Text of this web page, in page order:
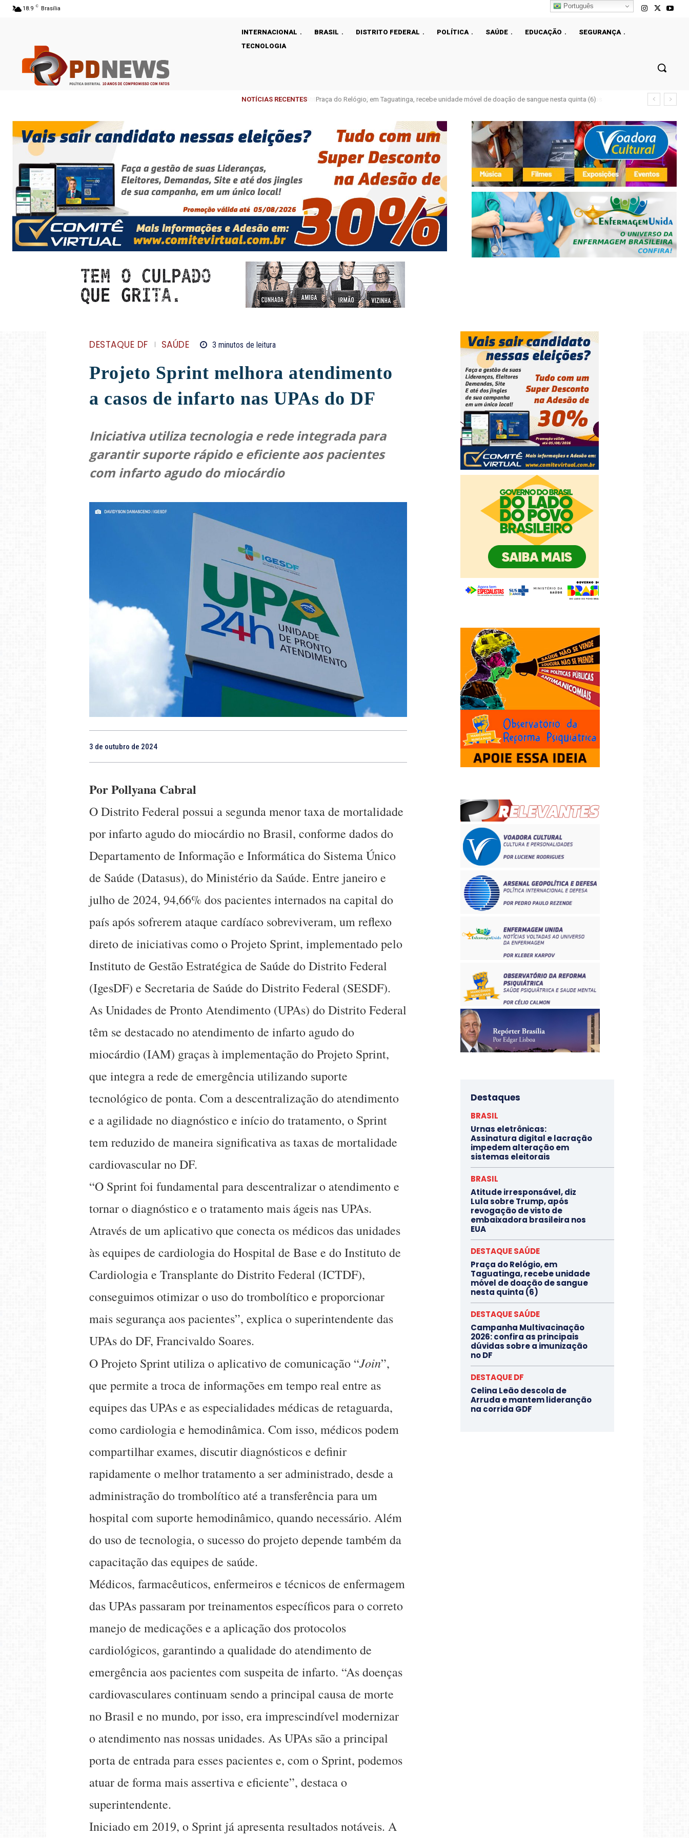
18.9 C Brasília
INTERNACIONAL BRASIL DISTRITO FEDERAL POLÍTICA SAÚDE EDUCAÇÃO
SEGURANÇA
TECNOLOGIA
NOTÍCIAS RECENTES Praça do Relógio, em Taguatinga, recebe unidade móvel de doação de sangue nesta quinta (6)
DESTAQUE DF SAÚDE 3 minutos de leitura
Projeto Sprint melhora atendimento
a casos de infarto nas UPAs do DF
Iniciativa utiliza tecnologia e rede integrada para
garantir suporte rápido e eficiente aos pacientes
com infarto agudo do miocárdio
3 de outubro de 2024
Por Pollyana Cabral
O Distrito Federal possui a segunda menor taxa de mortalidade
por infarto agudo do miocárdio no Brasil, conforme dados do
Departamento de Informação e Informática do Sistema Único
de Saúde (Datasus), do Ministério da Saúde. Entre janeiro e
julho de 2024, 94,66% dos pacientes internados na capital do
país após sofrerem ataque cardíaco sobreviveram, um reflexo
direto de iniciativas como o Projeto Sprint, implementado pelo
Instituto de Gestão Estratégica de Saúde do Distrito Federal
(IgesDF) e Secretaria de Saúde do Distrito Federal (SESDF).
As Unidades de Pronto Atendimento (UPAs) do Distrito Federal
têm se destacado no atendimento de infarto agudo do
miocárdio (IAM) graças à implementação do Projeto Sprint,
que integra a rede de emergência utilizando suporte
tecnológico de ponta. Com a descentralização do atendimento
e a agilidade no diagnóstico e início do tratamento, o Sprint
tem reduzido de maneira significativa as taxas de mortalidade
cardiovascular no DF.
“O Sprint foi fundamental para descentralizar o atendimento e
tornar o diagnóstico e o tratamento mais ágeis nas UPAs.
Através de um aplicativo que conecta os médicos das unidades
às equipes de cardiologia do Hospital de Base e do Instituto de
Cardiologia e Transplante do Distrito Federal (ICTDF),
conseguimos otimizar o uso do trombolítico e proporcionar
mais segurança aos pacientes”, explica o superintendente das
UPAs do DF, Francivaldo Soares.
O Projeto Sprint utiliza o aplicativo de comunicação “Join”,
que permite a troca de informações em tempo real entre as
equipes das UPAs e as especialidades médicas de retaguarda,
como cardiologia e hemodinâmica. Com isso, médicos podem
compartilhar exames, discutir diagnósticos e definir
rapidamente o melhor tratamento a ser administrado, desde a
administração do trombolítico até a transferência para um
hospital com suporte hemodinâmico, quando necessário. Além
do uso de tecnologia, o sucesso do projeto depende também da
capacitação das equipes de saúde.
Médicos, farmacêuticos, enfermeiros e técnicos de enfermagem
das UPAs passaram por treinamentos específicos para o correto
manejo de medicações e a aplicação dos protocolos
cardiológicos, garantindo a qualidade do atendimento de
emergência aos pacientes com suspeita de infarto. “As doenças
cardiovasculares continuam sendo a principal causa de morte
no Brasil e no mundo, por isso, era imprescindível modernizar
o atendimento nas nossas unidades. As UPAs são a principal
porta de entrada para esses pacientes e, com o Sprint, podemos
atuar de forma mais assertiva e eficiente”, destaca o
superintendente.
Iniciado em 2019, o Sprint já apresenta resultados notáveis. A
Destaques
BRASIL
Urnas eletrônicas:
Assinatura digital e lacração
impedem alteração em
sistemas eleitorais
BRASIL
Atitude irresponsável, diz
Lula sobre Trump, após
revogação de visto de
embaixadora brasileira nos
EUA
DESTAQUE SAÚDE
Praça do Relógio, em
Taguatinga, recebe unidade
móvel de doação de sangue
nesta quinta (6)
DESTAQUE SAÚDE
Campanha Multivacinação
2026: confira as principais
dúvidas sobre a imunização
no DF
DESTAQUE DF
Celina Leão descola de
Arruda e mantem lideranção
na corrida GDF
Português